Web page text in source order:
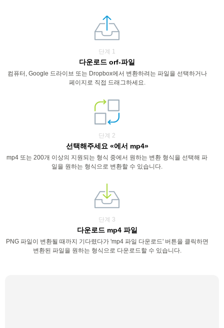
단계 1
다운로드 orf-파일
컴퓨터, Google 드라이브 또는 Dropbox에서 변환하려는 파일을 선택하거나
페이지로 직접 드래그하세요.
단계 2
선택해주세요 «에서 mp4»
mp4 또는 200개 이상의 지원되는 형식 중에서 원하는 변환 형식을 선택해 파
일을 원하는 형식으로 변환할 수 있습니다.
단계 3
다운로드 mp4 파일
PNG 파일이 변환될 때까지 기다렸다가 'mp4 파일 다운로드' 버튼을 클릭하면
변환된 파일을 원하는 형식으로 다운로드할 수 있습니다.